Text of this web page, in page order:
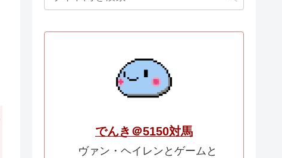
でんき＠5150対馬
ヴァン・ヘイレンとゲームと